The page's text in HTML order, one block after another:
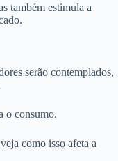
também estimula a
serão contemplados,
o consumo.
como isso afeta a